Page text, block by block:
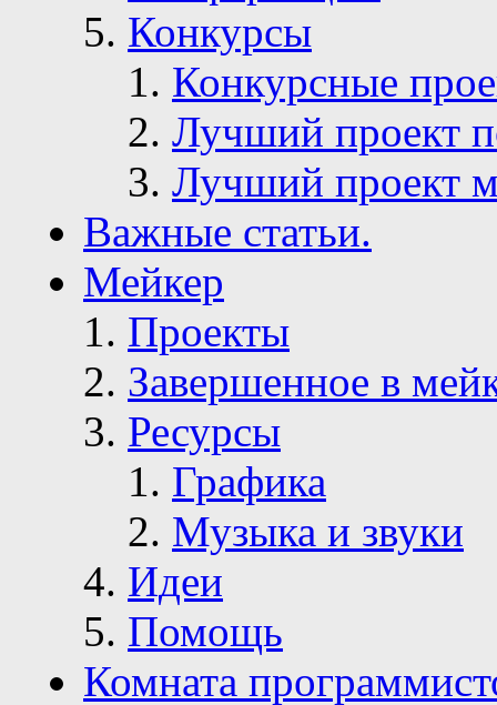
Конкурсы
Конкурсные
Лучший проект
Лучший проект
Важные статьи.
Мейкер
Проекты
Завершенное в
Ресурсы
Графика
Музыка и звуки
Идеи
Помощь
Комната